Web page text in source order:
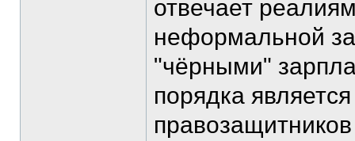
отвечает
неформальной
"чёрными"
порядка